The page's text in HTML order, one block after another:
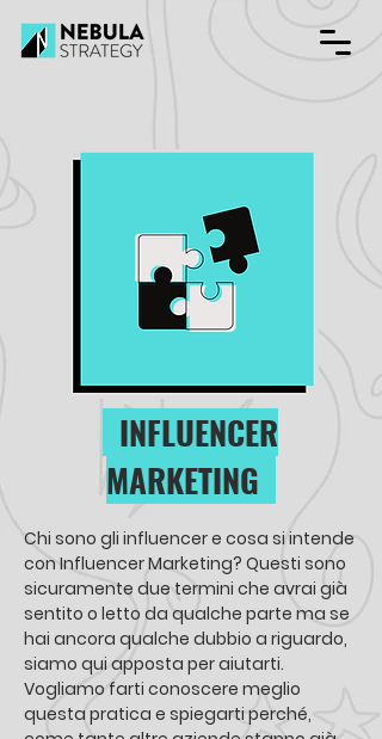
INFLUENCER
MARKETING
Chi sono gli influencer e cosa si intende
con Influencer Marketing? Questi sono
sicuramente due termini che avrai già
sentito o letto da qualche parte ma se
hai ancora qualche dubbio a riguardo,
siamo qui apposta per aiutarti.
Vogliamo farti conoscere meglio
questa pratica e spiegarti perché,